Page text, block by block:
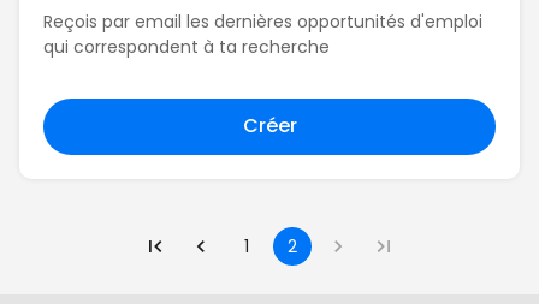
Reçois par email les dernières opportunités d'emploi
qui correspondent à ta recherche
Créer
1 2